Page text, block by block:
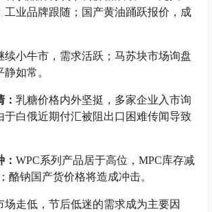
工业品牌跟随；国产黄油踊跃报价，成
续小牛市，需求活跃；马苏块市场询盘
如常。
乳糖价格内外坚挺，多家企业入市询
于白俄近期付汇被阻出口困难传闻导致
WPC系列产品居于高位，MPC库存减
酪钠国产货价格将造成冲击。
场走低，节后低迷的需求成为主要因